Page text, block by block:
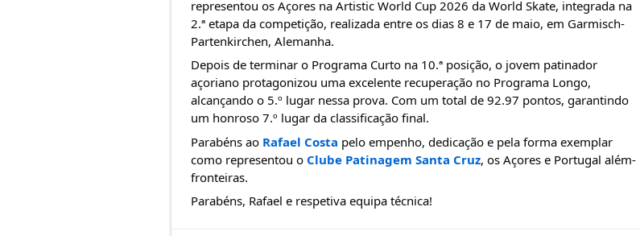
representou os Açores na Artistic World Cup 2026 da World Skate, integrada na
2.ª etapa da competição, realizada entre os dias 8 e 17 de maio, em Garmisch-
Partenkirchen, Alemanha.
Depois de terminar o Programa Curto na 10.ª posição, o jovem patinador
açoriano protagonizou uma excelente recuperação no Programa Longo,
alcançando o 5.º lugar nessa prova. Com um total de 92.97 pontos, garantindo
um honroso 7.º lugar da classificação final.
Parabéns ao Rafael Costa pelo empenho, dedicação e pela forma exemplar
como representou o Clube Patinagem Santa Cruz, os Açores e Portugal além-
fronteiras.
Parabéns, Rafael e respetiva equipa técnica!